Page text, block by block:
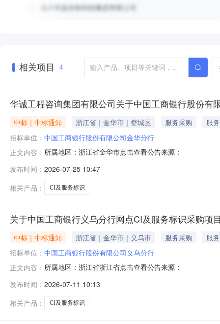
相关项目 4
华诚工程咨询集团有限公司关于中国工商银行股份
中标｜中标通知 浙江省｜金华市｜婺城区 服务采购
服务
招标单位： 中国工商银行股份有限公司金华分行
正文内容： 所属地区：浙江省金华市点击查看公告来源：
发布时间： 2026-07-25 10:47
相关产品：
CI及服务标识
关于中国工商银行义乌分行网点CI及服务标识采购项
中标｜中标通知 浙江省｜金华市｜义乌市 服务采购
服务
招标单位： 中国工商银行股份有限公司义乌分行
正文内容： 所属地区：浙江省浙江省点击查看公告来源：
发布时间： 2026-07-11 10:13
相关产品：
CI及服务标识